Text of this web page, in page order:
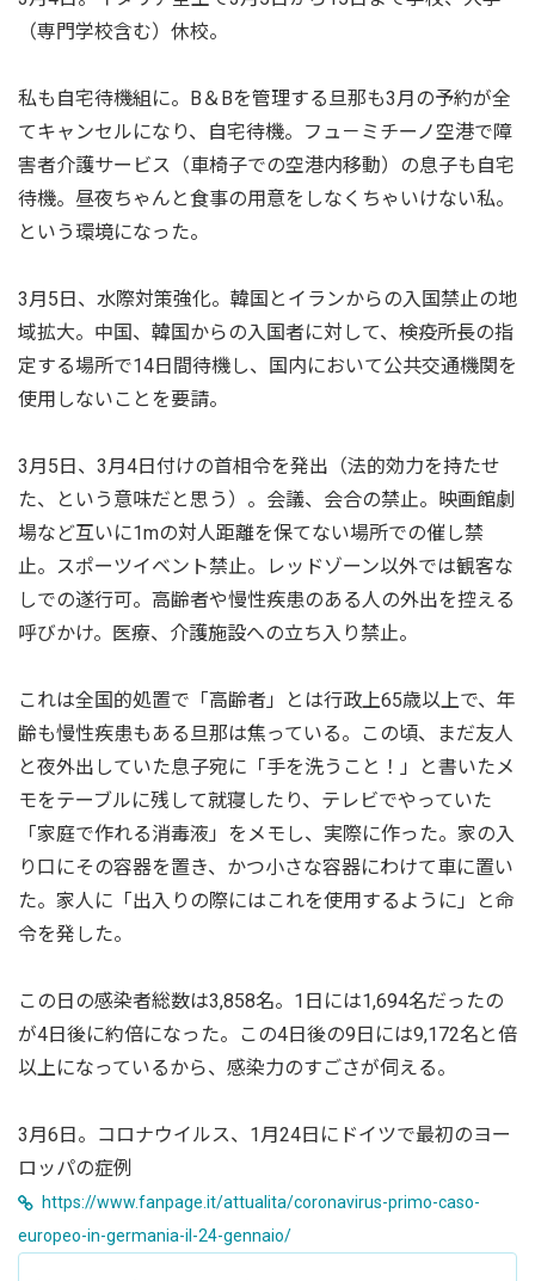
（専門学校含む）休校。
私も自宅待機組に。B＆Bを管理する旦那も3月の予約が全
てキャンセルになり、自宅待機。フュ－ミチーノ空港で障
害者介護サービス（車椅子での空港内移動）の息子も自宅
待機。昼夜ちゃんと食事の用意をしなくちゃいけない私。
という環境になった。
3月5日、水際対策強化。韓国とイランからの入国禁止の地
域拡大。中国、韓国からの入国者に対して、検疫所長の指
定する場所で14日間待機し、国内において公共交通機関を
使用しないことを要請。
3月5日、3月4日付けの首相令を発出（法的効力を持たせ
た、という意味だと思う）。会議、会合の禁止。映画館劇
場など互いに1mの対人距離を保てない場所での催し禁
止。スポーツイベント禁止。レッドゾーン以外では観客な
しでの遂行可。高齢者や慢性疾患のある人の外出を控える
呼びかけ。医療、介護施設への立ち入り禁止。
これは全国的処置で「高齢者」とは行政上65歳以上で、年
齢も慢性疾患もある旦那は焦っている。この頃、まだ友人
と夜外出していた息子宛に「手を洗うこと！」と書いたメ
モをテーブルに残して就寝したり、テレビでやっていた
「家庭で作れる消毒液」をメモし、実際に作った。家の入
り口にその容器を置き、かつ小さな容器にわけて車に置い
た。家人に「出入りの際にはこれを使用するように」と命
令を発した。
この日の感染者総数は3,858名。1日には1,694名だったの
が4日後に約倍になった。この4日後の9日には9,172名と倍
以上になっているから、感染力のすごさが伺える。
3月6日。コロナウイルス、1月24日にドイツで最初のヨー
ロッパの症例
https://www.fanpage.it/attualita/coronavirus-primo-caso-
europeo-in-germania-il-24-gennaio/